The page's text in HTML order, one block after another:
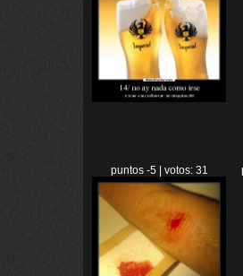
puntos -5 | votos: 31